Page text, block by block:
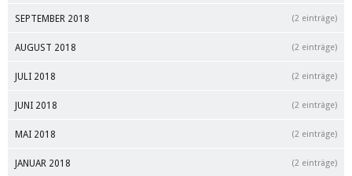
SEPTEMBER 2018 (2 einträge)
AUGUST 2018 (2 einträge)
JULI 2018 (2 einträge)
JUNI 2018 (2 einträge)
MAI 2018 (2 einträge)
JANUAR 2018 (2 einträge)